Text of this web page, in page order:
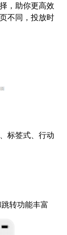
，助你更高效
不同，投放时
标签式、行动
转功能丰富